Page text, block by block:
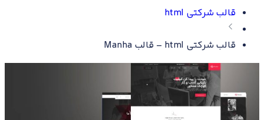
قالب شرکتی html
قالب شرکتی html – قالب Manha